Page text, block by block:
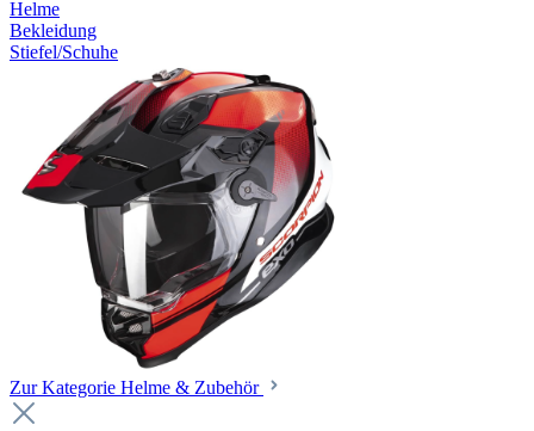
Helme
Bekleidung
Stiefel/Schuhe
Zur Kategorie Helme & Zubehör